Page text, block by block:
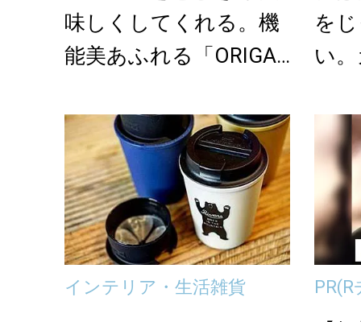
味しくしてくれる。機
能美あふれる「ORIGA
を
い
集
インテリア・生活雑貨 PR(R